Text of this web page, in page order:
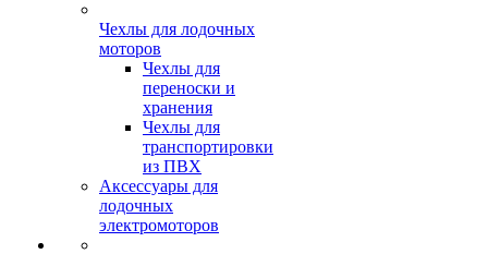
Чехлы для лодочных
моторов
Чехлы для
переноски и
хранения
Чехлы для
транспортировки
из ПВХ
Аксессуары для
лодочных
электромоторов